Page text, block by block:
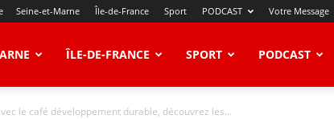
Seine-et-Marne Île-de-France Sport PODCAST Votre Message
ÎLE-DE-FRANCE SPORT PODCAST
le café développement durable, découvrez les...